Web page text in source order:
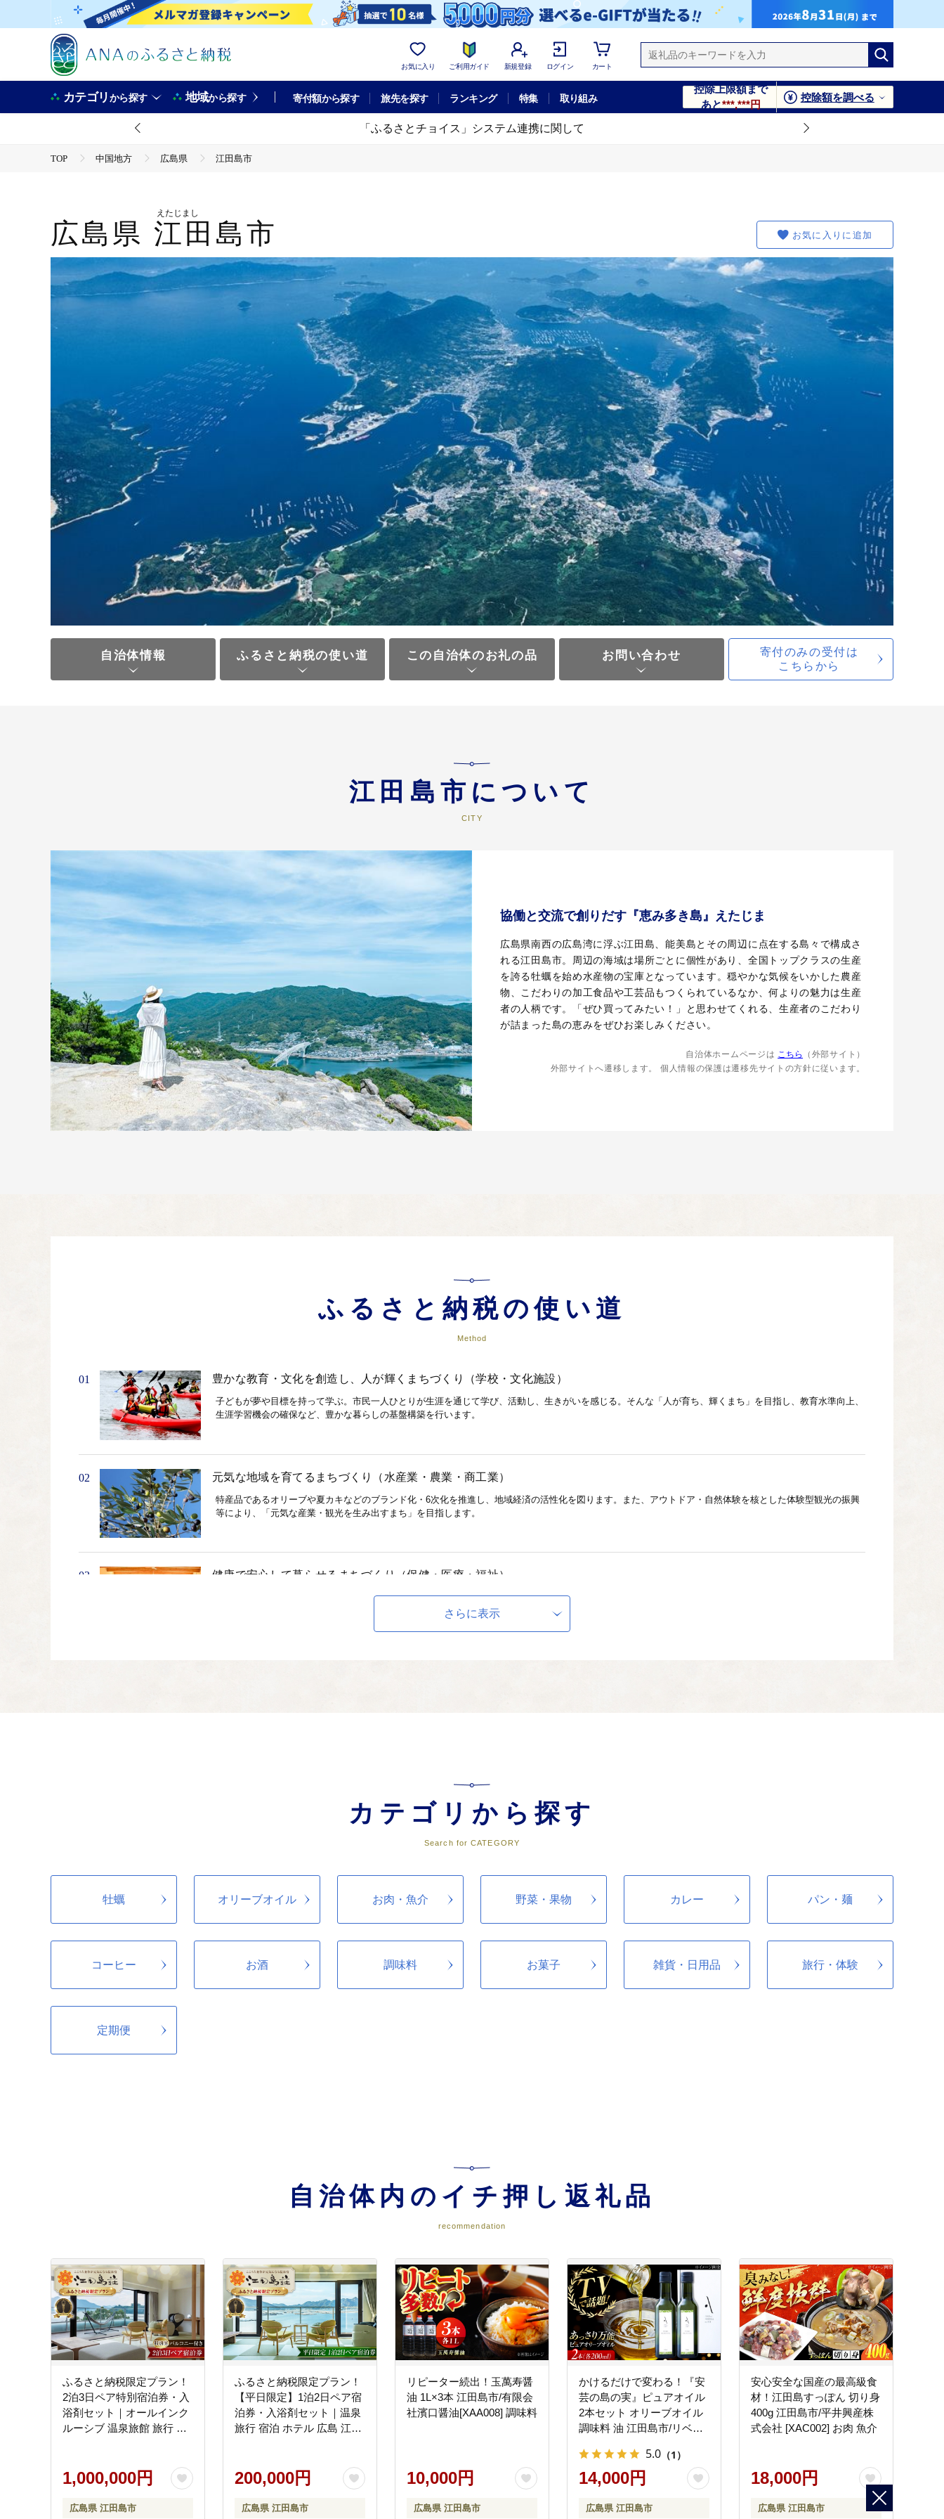
お気に入り ご利用ガイド 新規登録 ログイン カート
カテゴリから探す 地域から探す 寄付額から探す 旅先を探す ランキング 特集 取り組み
控除上限額まで
あと***,***円
控除額を調べる
「ふるさとチョイス」システム連携に関して
TOP 中国地方 広島県 江田島市
広島県 江田島市
えたじまし
お気に入りに追加
自治体情報 ふるさと納税の使い道 この自治体のお礼の品 お問い合わせ
寄付のみの受付は
こちらから
江田島市について
協働と交流で創りだす『恵み多き島』えたじま
広島県南西の広島湾に浮ぶ江田島、能美島とその周辺に点在する島々で構成さ
れる江田島市。周辺の海域は場所ごとに個性があり、全国トップクラスの生産
を誇る牡蠣を始め水産物の宝庫となっています。穏やかな気候をいかした農産
物、こだわりの加工食品や工芸品もつくられているなか、何よりの魅力は生産
者の人柄です。「ぜひ買ってみたい！」と思わせてくれる、生産者のこだわり
が詰まった島の恵みをぜひお楽しみください。
自治体ホームページは こちら
（外部サイト）
外部サイトへ遷移します。 個人情報の保護は遷移先サイトの方針に従います。
ふるさと納税の使い道
Method
01 豊かな教育・文化を創造し、人が輝くまちづくり（学校・文化施設）
子どもが夢や目標を持って学ぶ。市民一人ひとりが生涯を通じて学び、活動し、生きがいを感じる。そんな「人が育ち、輝くまち」を目指し、教育水準向上、
生涯学習機会の確保など、豊かな暮らしの基盤構築を行います。
02 元気な地域を育てるまちづくり（水産業・農業・商工業）
特産品であるオリーブや夏カキなどのブランド化・6次化を推進し、地域経済の活性化を図ります。また、アウトドア・自然体験を核とした体験型観光の振興
等により、「元気な産業・観光を生み出すまち」を目指します。
03 健康で安心して暮らせるまちづくり（保健・医療・福祉）
子育て支援対策の充実や専門・救急医療への対応、高齢化の更なる進展に対応した高齢者福祉・介護サービスの確保・充実を進め、子どもからお年寄りまで、
すべての市民が「健康で安心して暮らせるまち」を目指します。
のできる「しっかりとした基盤を備えたまち」を目指します。
体験型修学旅行などによる都市住民との交流機会の拡大及び2地域居住の促進、本市の魅力発信やU J Iターンの受入環境を整備し、定住者の拡大を図ることに
より、「地域が元気で、にぎやかなまち」を目指します。
さらに表示
カテゴリから探す
Search for CATEGORY
牡蠣 オリーブオイル お肉・魚介 野菜・果物 カレー パン・麺
コーヒー お酒 調味料 お菓子 雑貨・日用品 旅行・体験
定期便
自治体内のイチ押し返礼品
recommendation
ふるさと納税限定プラン！
2泊3日ペア特別宿泊券・入
浴剤セット｜オールインク
ルーシブ 温泉旅館 旅行 宿
験
1,000,000円
広島県 江田島市
ふるさと納税限定プラン！
【平日限定】1泊2日ペア宿
泊券・入浴剤セット｜温泉
旅行 宿泊 ホテル 広島 江田
200,000円
広島県 江田島市
リピーター続出！玉萬寿醤
油 1L×3本 江田島市/有限会
社濱口醤油[XAA008] 調味料
10,000円
広島県 江田島市
かけるだけで変わる！『安
芸の島の実』ピュアオイル
2本セット オリーブオイル
調味料 油 江田島市/リベラ
オリーブオイル5.0 （1）
14,000円
広島県 江田島市
安心安全な国産の最高級食
材！江田島すっぽん 切り身
400g 江田島市/平井興産株
式会社 [XAC002] お肉 魚介
18,000円
広島県 江田島市